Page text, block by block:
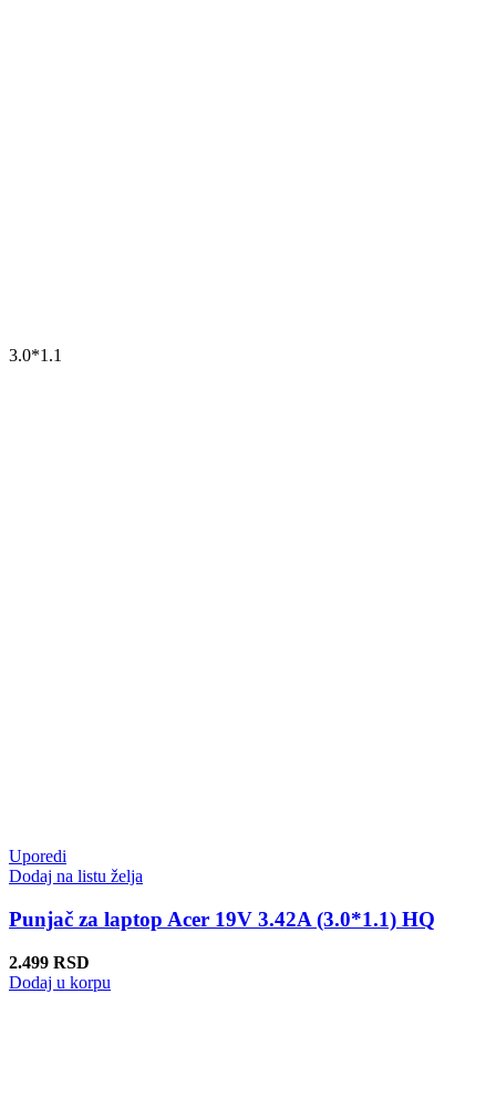
3.0*1.1
Uporedi
Dodaj na listu želja
Punjač za laptop Acer 19V 3.42A (3.0*1.1) HQ
2.499 RSD
Dodaj u korpu